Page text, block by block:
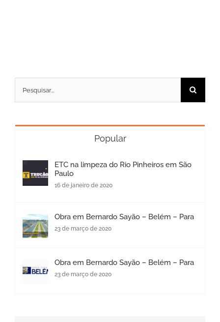
resultados
Popular
ETC na limpeza do Rio Pinheiros em São
Paulo
16 de janeiro de 2020
Obra em Bernardo Sayão – Belém – Para
23 de março de 2020
Obra em Bernardo Sayão – Belém – Para
23 de março de 2020